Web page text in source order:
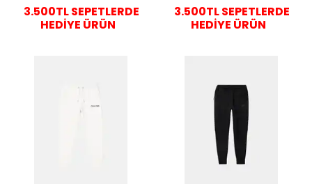
3.500TL SEPETLERDE
HEDİYE ÜRÜN
3.500TL SEPETLERDE
HEDİYE ÜRÜN